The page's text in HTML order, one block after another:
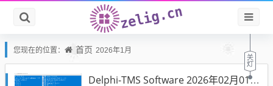
您现在的位置： 首页 2026年1月
Delphi-TMS Software 2026年02月01日-组件库全家桶带安装工具